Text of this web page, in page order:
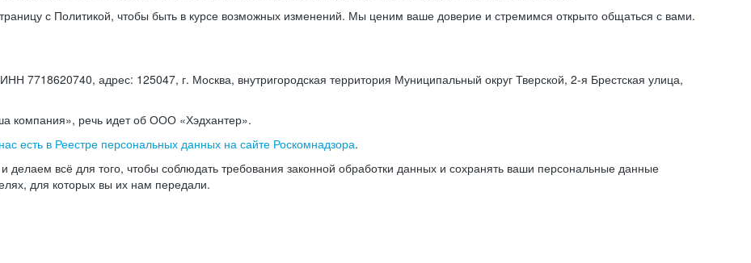
с Политикой, чтобы быть в курсе возможных изменений. Мы ценим ваше доверие и стремимся открыто общаться с вами.
адрес: 125047, г. Москва, внутригородская территория Муниципальный округ Тверской, 2-я Брестская улица,
компания», речь идет об ООО «Хэдхантер».
есть в Реестре персональных данных на сайте Роскомнадзора.
всё для того, чтобы соблюдать требования законной обработки данных и сохранять ваши персональные данные
для которых вы их нам передали.